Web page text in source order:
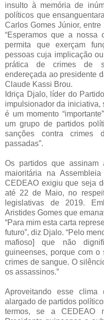
insulto à memória de
políticos que
Carlos Gomes Júnior,
“Esperamos que a nossa
permita que exerçam
pessoas cuja implicação
prática de crimes de
endereçada ao presidente
Claude Kassi Brou.
Idriça Djalo, líder do
impulsionador da iniciativa,
é um momento
um grupo de partidos
sanções contra crimes
passadas”.
Os partidos que assinam
maioritária na
CEDEAO exigiu que seja
até 22 de Maio, no
legislativas de 2019.
Aristides Gomes que
“Para mim esta carta
futuro”, diz Djalo. “Pelo
mafioso] que não
guineenses, porque com
crimes de sangue. O
os assassinos.”
Aproveitando esse clima
alargado de partidos
termos, se a CEDEAO